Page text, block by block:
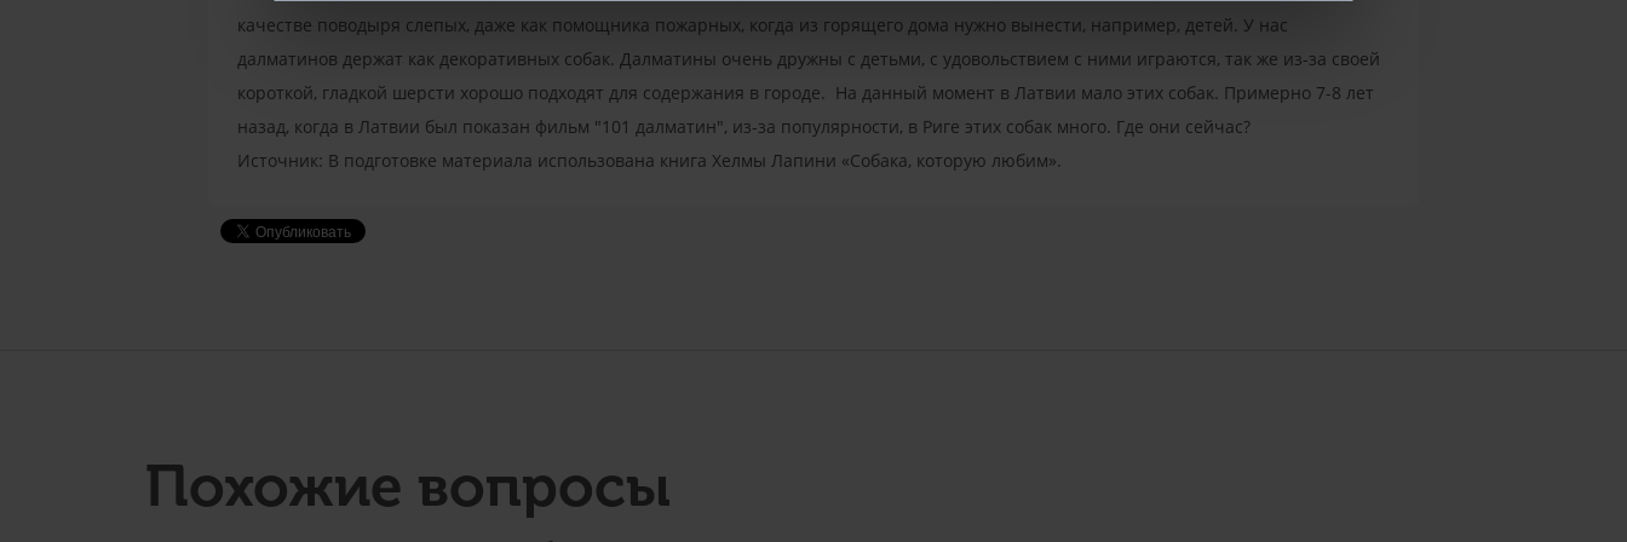
качестве поводыря слепых, даже как помощника пожарных, когда из горящего дома нужно вынести, например, детей. У нас
далматинов держат как декоративных собак. Далматины очень дружны с детьми, с удовольствием с ними играются, так же из-за своей
короткой, гладкой шерсти хорошо подходят для содержания в городе. На данный момент в Латвии мало этих собак. Примерно 7-8 лет
назад, когда в Латвии был показан фильм "101 далматин", из-за популярности, в Риге этих собак много. Где они сейчас?
Источник: В подготовке материала использована книга Хелмы Лапини «Собака, которую любим».
Похожие вопросы